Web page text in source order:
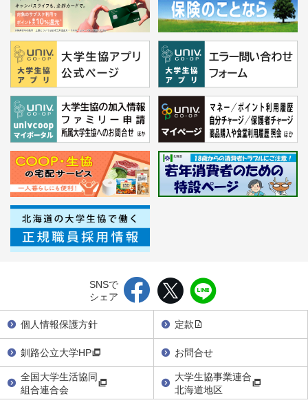
SNSで
シェア
個人情報保護方針
定款
釧路公立大学HP
お問合せ
全国大学生活協同
組合連合会
大学生協事業連合
北海道地区